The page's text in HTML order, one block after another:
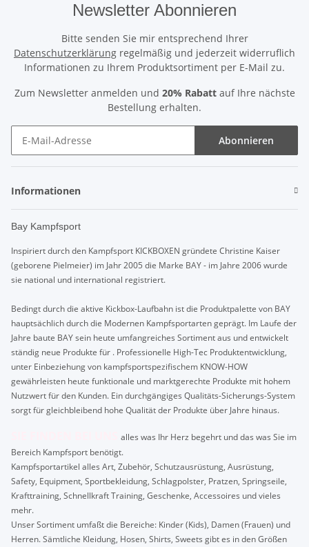
Newsletter Abonnieren
Bitte senden Sie mir entsprechend Ihrer
Datenschutzerklärung regelmäßig und jederzeit widerruflich
Informationen zu Ihrem Produktsortiment per E-Mail zu.
Zum Newsletter anmelden und 20% Rabattauf Ihre nächste
Bestellung erhalten.
Abonnieren
Informationen
Bay Kampfsport
Inspiriert durch den Kampfsport KICKBOXEN gründete Christine Kaiser
(geborene Pielmeier) im Jahr 2005 die Marke BAY - im Jahre 2006 wurde
sie national und international registriert.
Bedingt durch die aktive Kickbox-Laufbahn ist die Produktpalette von BAY
hauptsächlich durch die Modernen Kampfsportarten geprägt. Im Laufe der
Jahre baute BAY sein heute umfangreiches Sortiment aus und entwickelt
ständig neue Produkte für . Professionelle High-Tec Produktentwicklung,
unter Einbeziehung von kampfsportspezifischem KNOW-HOW
gewährleisten heute funktionale und marktgerechte Produkte mit hohem
Nutzwert für den Kunden. Ein durchgängiges Qualitäts-Sicherungs-System
sorgt für gleichbleibend hohe Qualität der Produkte über Jahre hinaus.
alles was Ihr Herz begehrt und das was Sie im
Bereich Kampfsport benötigt.
Kampfsportartikel alles Art, Zubehör, Schutzausrüstung, Ausrüstung,
Safety, Equipment, Sportbekleidung, Schlagpolster, Pratzen, Springseile,
Krafttraining, Schnellkraft Training, Geschenke, Accessoires und vieles
mehr.
Unser Sortiment umfaßt die Bereiche: Kinder (Kids), Damen (Frauen) und
Herren. Sämtliche Kleidung, Hosen, Shirts, Sweets gibt es in den Größen